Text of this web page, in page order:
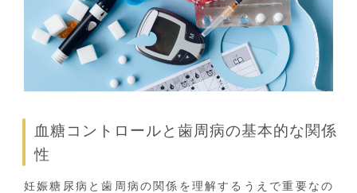
血糖コントロールと歯周病の基本的な関係
性
妊娠糖尿病と歯周病の関係を理解するうえで重要なの